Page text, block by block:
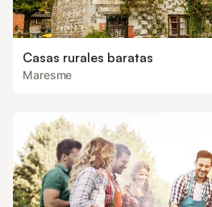
Casas rurales baratas
Maresme